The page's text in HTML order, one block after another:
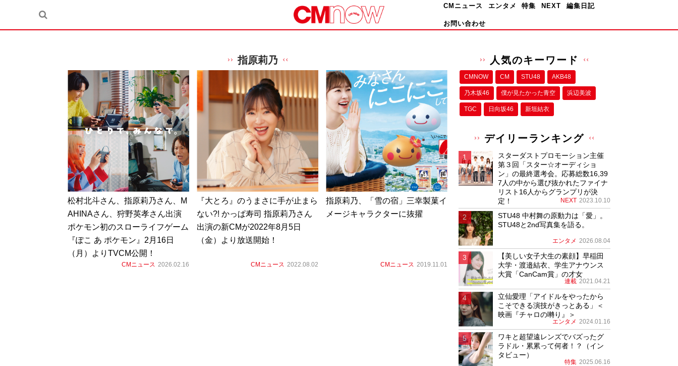
CMニュース エンタメ 特集 NEXT 編集日記
お問い合わせ
指原莉乃
松村北斗さん、指原莉乃さん、M
AHINAさん、狩野英孝さん出演
ポケモン初のスローライフゲーム
『ぽこ あ ポケモン』2月16日
（月）よりTVCM公開！
CMニュース 2026.02.16
『大とろ』のうまさに手が止まら
ない?! かっぱ寿司 指原莉乃さん
出演の新CMが2022年8月5日
（金）より放送開始！
CMニュース 2022.08.02
指原莉乃、「雪の宿」三幸製菓イ
メージキャラクターに抜擢
CMニュース 2019.11.01
人気のキーワード
CMNOW CM STU48 AKB48
乃木坂46 僕が⾒たかった⻘空 浜辺美波
TGC 日向坂46 新垣結衣
デイリーランキング
スターダストプロモーション主催
第３回「スター☆オーディショ
ン」の最終選考会。応募総数16,39
7人の中から選び抜かれたファイナ
リスト16人からグランプリが決
定！
NEXT 2023.10.10
STU48 中村舞の原動力は「愛」。
STU48と2nd写真集を語る。
エンタメ 2026.08.04
【美しい女子大生の素顔】早稲田
大学・渡邉結衣、学生アナウンス
大賞「CanCam賞」の才女
連載 2021.04.21
立仙愛理「アイドルをやったから
こそできる演技がきっとある」＜
映画『チャロの囀り』＞
エンタメ 2024.01.16
ワキと超望遠レンズでバズったグ
ラドル・累累って何者！？（イン
タビュー）
特集 2025.06.16